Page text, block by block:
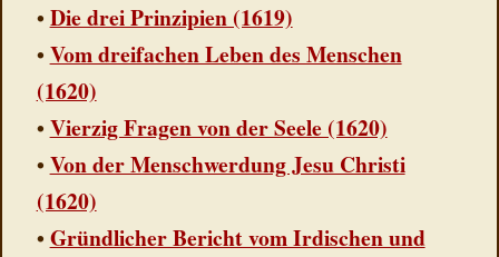
• Die drei Prinzipien (1619)
• Vom dreifachen Leben des Menschen
(1620)
• Vierzig Fragen von der Seele (1620)
• Von der Menschwerdung Jesu Christi
(1620)
• Gründlicher Bericht vom Irdischen und